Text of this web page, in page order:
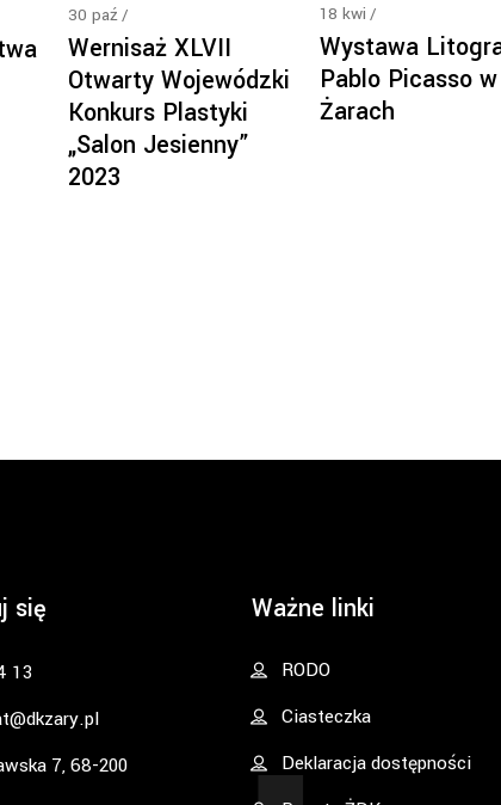
30 paź
Wernisaż XLVII
Otwarty Wojewódzki
Konkurs Plastyki
„Salon Jesienny”
2023
18 kwi
Wystawa
Pablo Picasso w
Żarach
się
13
7, 68-200
Ważne linki
RODO
Ciasteczka
Deklaracja dostępności